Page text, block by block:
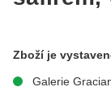
Zboží je
Galerie